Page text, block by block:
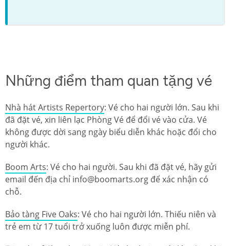
Những điểm tham quan tặng vé
Nhà hát Artists Repertory: Vé cho hai người lớn. Sau khi
đã đặt vé, xin liên lạc Phòng Vé để đổi vé vào cửa. Vé
không được dời sang ngày biểu diễn khác hoặc đổi cho
người khác.
Boom Arts: Vé cho hai người. Sau khi đã đặt vé, hãy gửi
email đến địa chỉ info@boomarts.org để xác nhận có
chỗ.
Bảo tàng Five Oaks: Vé cho hai người lớn. Thiếu niên và
trẻ em từ 17 tuổi trở xuống luôn được miễn phí.